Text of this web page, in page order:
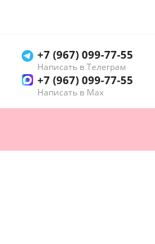
+7 (967) 099-77-55
Написать в Телеграм
+7 (967) 099-77-55
Написать в Мах